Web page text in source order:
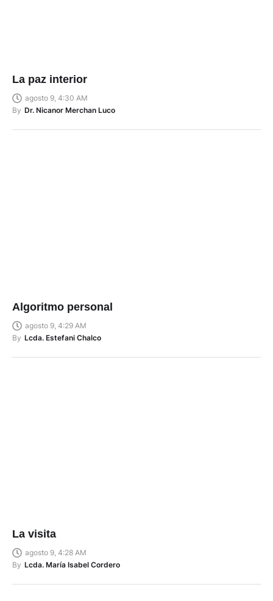
La paz interior
agosto 9, 4:30 AM
By Dr. Nicanor Merchan Luco
Algoritmo personal
agosto 9, 4:29 AM
By Lcda. Estefani Chalco
La visita
agosto 9, 4:28 AM
By Lcda. María Isabel Cordero